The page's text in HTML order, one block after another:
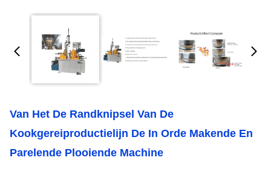
Van Het De Randknipsel Van De
Kookgereiproductielijn De In Orde Makende En
Parelende Plooiende Machine